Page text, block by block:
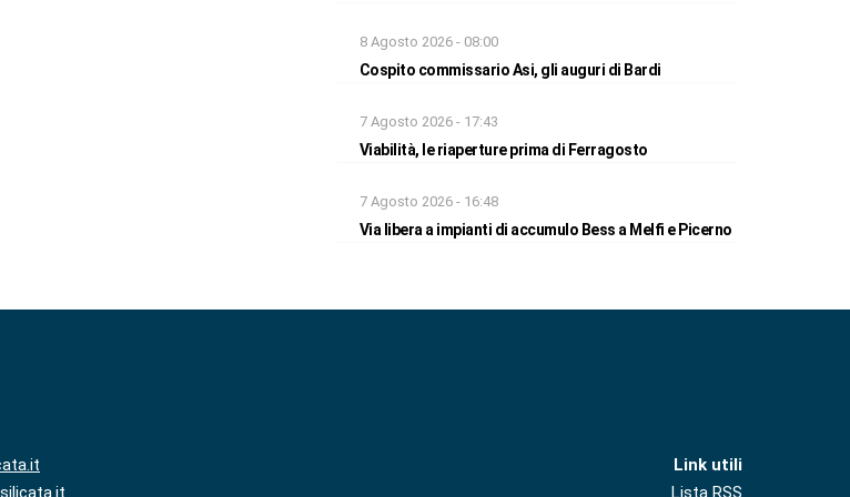
8 Agosto 2026 - 08:00
Cospito commissario Asi, gli auguri di Bardi
7 Agosto 2026 - 17:43
Viabilità, le riaperture prima di Ferragosto
7 Agosto 2026 - 16:48
Via libera a impianti di accumulo Bess a Melfi e Picerno
Link utili
Lista RSS